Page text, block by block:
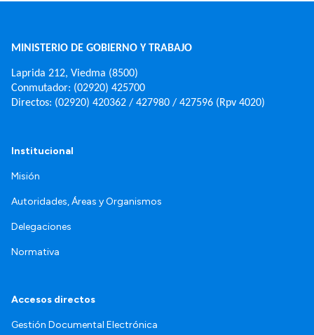
MINISTERIO DE GOBIERNO Y TRABAJO
Laprida 212, Viedma (8500)
Conmutador: (02920) 425700
Directos: (02920) 420362 / 427980 / 427596 (Rpv 4020)
Institucional
Misión
Autoridades, Áreas y Organismos
Delegaciones
Normativa
Accesos directos
Gestión Documental Electrónica